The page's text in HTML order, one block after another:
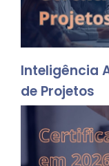
Inteligência
de Projetos